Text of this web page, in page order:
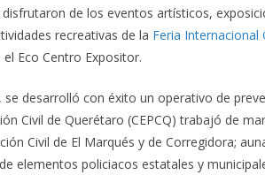
de los eventos artísticos,
recreativas de la Feria Internacional
Eco Centro Expositor.
desarrolló con éxito un operativo de
Civil de Querétaro (CEPCQ) trabajó de
Civil de El Marqués y de Corregidora;
elementos policiacos estatales y